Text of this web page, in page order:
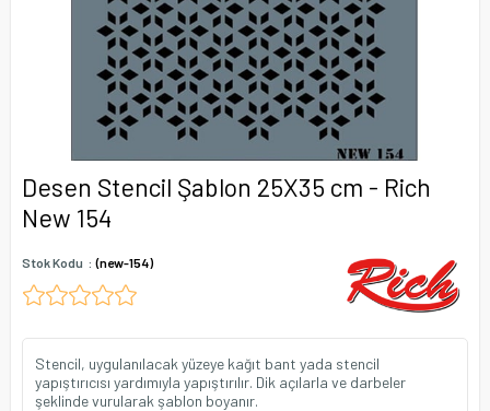
Desen Stencil Şablon 25X35 cm - Rich
New 154
Stok Kodu (new-154)
Stencil, uygulanılacak yüzeye kağıt bant yada stencil
yapıştırıcısı yardımıyla yapıştırılır. Dik açılarla ve darbeler
şeklinde vurularak şablon boyanır.